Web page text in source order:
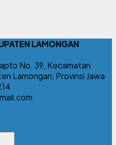
LAMONGAN
No. 39, Kecamatan
Lamongan, Provinsi Jawa